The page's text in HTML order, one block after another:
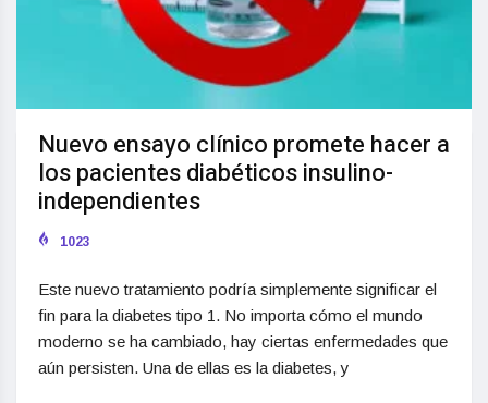
Nuevo ensayo clínico promete hacer a
los pacientes diabéticos insulino-
independientes
1023
Este nuevo tratamiento podría simplemente significar el
fin para la diabetes tipo 1. No importa cómo el mundo
moderno se ha cambiado, hay ciertas enfermedades que
aún persisten. Una de ellas es la diabetes, y